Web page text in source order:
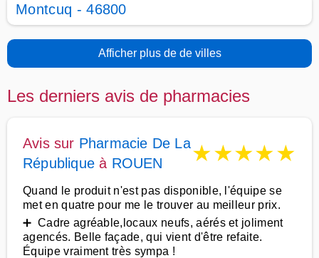
Montcuq - 46800
Afficher plus de de villes
Les derniers avis de pharmacies
Avis sur Pharmacie De La
République à ROUEN ★★★★★
Quand le produit n'est pas disponible, l'équipe se
met en quatre pour me le trouver au meilleur prix.
➕ Cadre agréable,locaux neufs, aérés et joliment
agencés. Belle façade, qui vient d'être refaite.
Équipe vraiment très sympa !